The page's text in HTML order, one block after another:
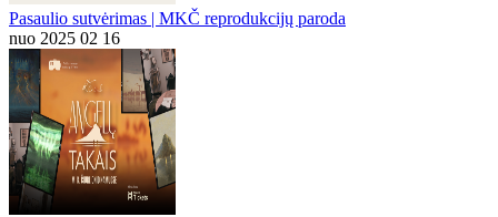
Pasaulio sutvėrimas | MKČ reprodukcijų paroda
nuo 2025 02 16